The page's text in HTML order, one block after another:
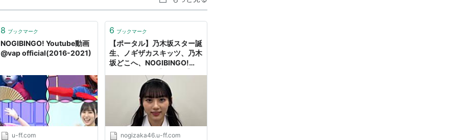
8 ブックマーク
NOGIBINGO! Youtube動画
@vap official(2016-2021)
u-ff.com
6 ブックマーク
【ポータル】乃木坂スター誕
生、ノギザカスキッツ、乃木
坂どこへ、NOGIBINGO!
nogizaka46.u-ff.com